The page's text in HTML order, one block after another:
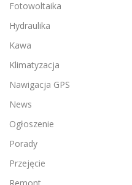
Fotowoltaika
Hydraulika
Kawa
Klimatyzacja
Nawigacja GPS
News
Ogłoszenie
Porady
Przejęcie